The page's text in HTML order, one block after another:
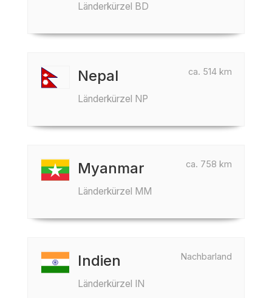
Länderkürzel BD
ca. 514 km
Nepal
Länderkürzel NP
ca. 758 km
Myanmar
Länderkürzel MM
Nachbarland
Indien
Länderkürzel IN